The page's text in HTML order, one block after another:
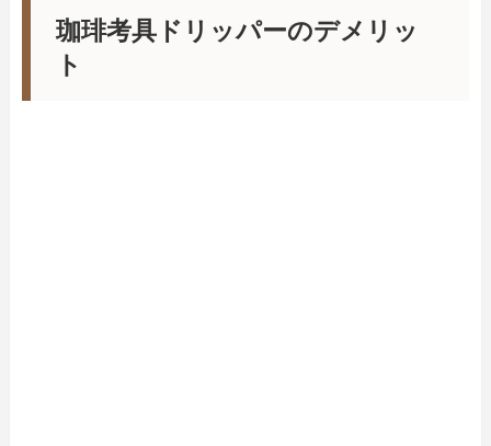
珈琲考具ドリッパーのデメリッ
ト